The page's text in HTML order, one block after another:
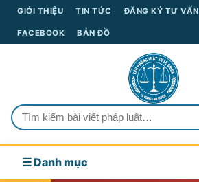
GIỚI THIỆU TIN TỨC ĐĂNG KÝ TƯ VẤN
FACEBOOK BẢN ĐỒ
☰ Danh mục